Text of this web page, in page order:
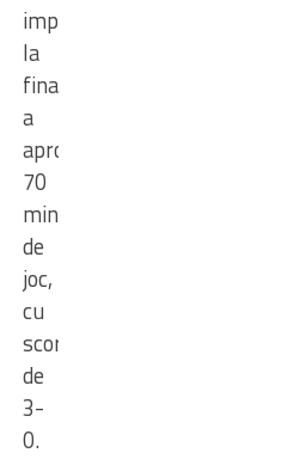
impus,
la
finalul
a
aproximativ
70
minute
de
joc,
cu
scorul
de
3-
0.